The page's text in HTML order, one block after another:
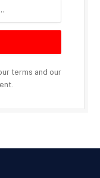
terms and our